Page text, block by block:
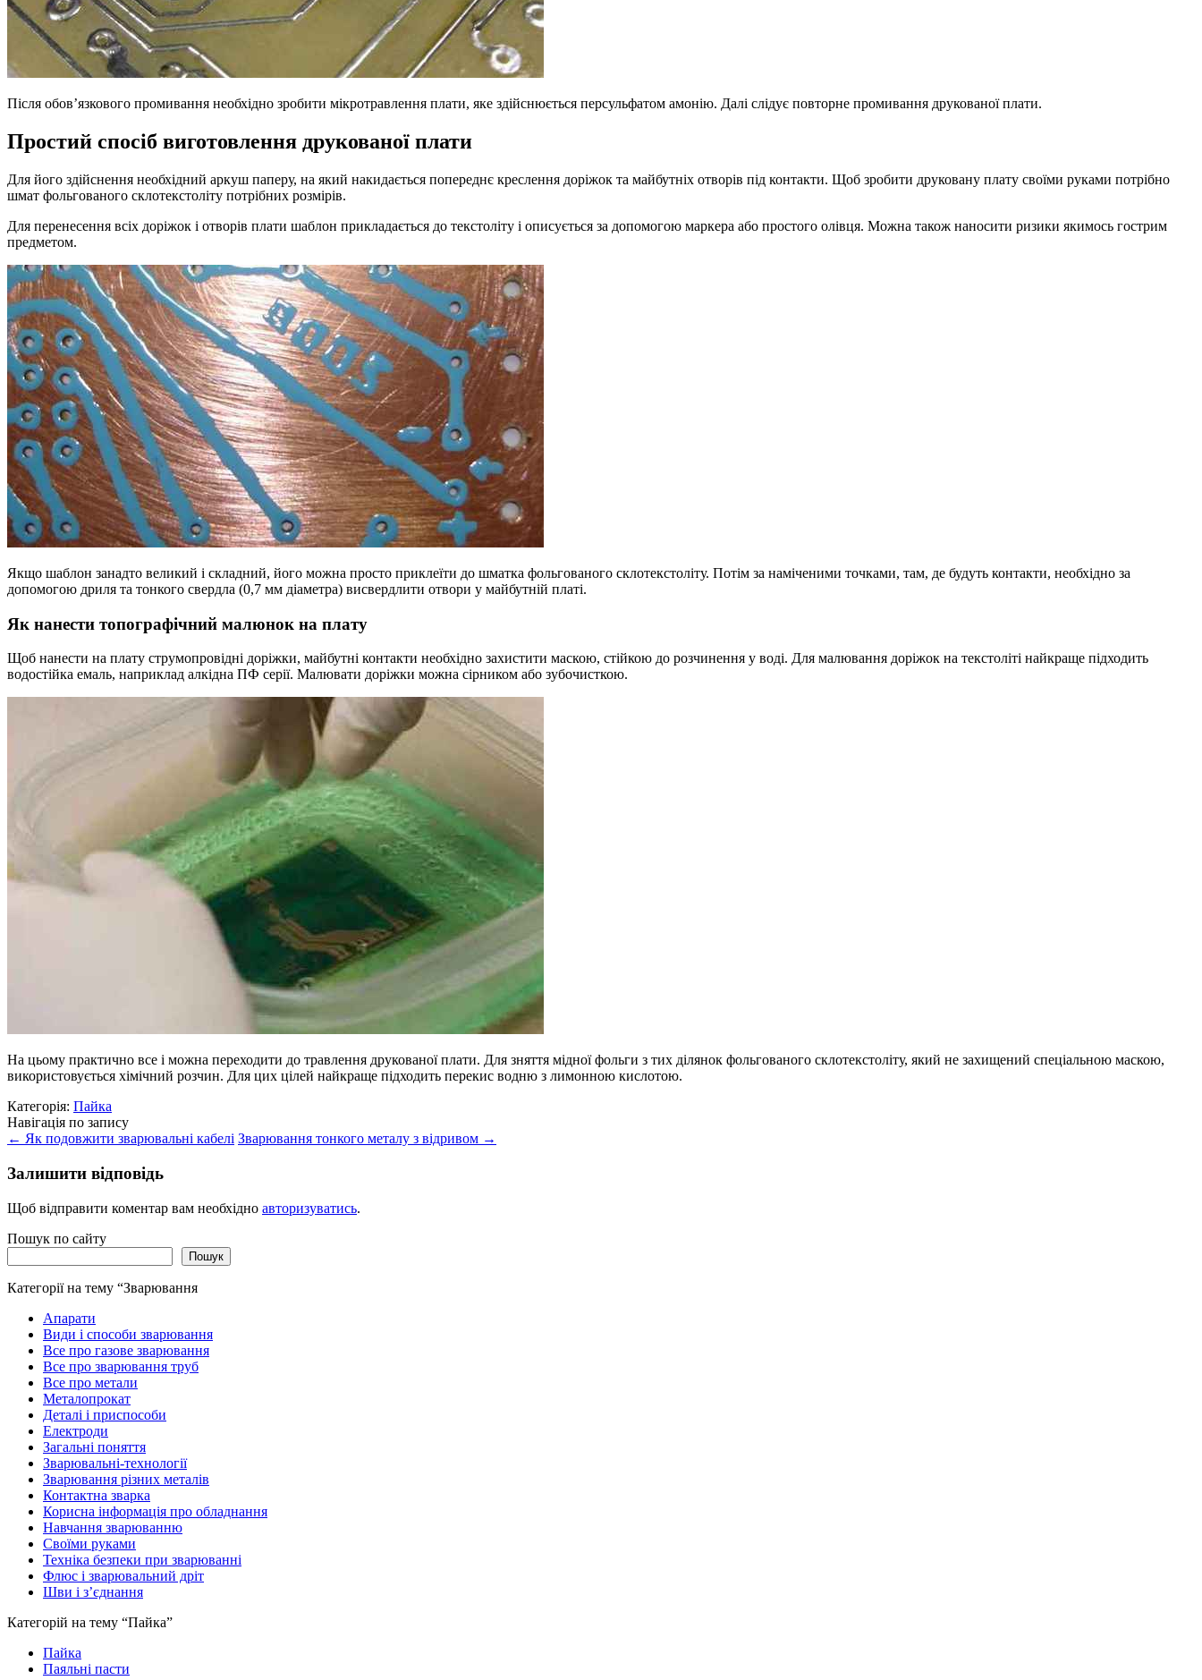
Після обов’язкового промивання необхідно зробити мікротравлення плати, яке здійснюється персульфатом амонію. Далі слідує повторне промивання друкованої плати.
Простий спосіб виготовлення друкованої плати
Для його здійснення необхідний аркуш паперу, на який накидається попереднє креслення доріжок та майбутніх отворів під контакти. Щоб зробити друковану плату своїми руками потрібно
шмат фольгованого склотекстоліту потрібних розмірів.
Для перенесення всіх доріжок і отворів плати шаблон прикладається до текстоліту і описується за допомогою маркера або простого олівця. Можна також наносити ризики якимось гострим
предметом.
Якщо шаблон занадто великий і складний, його можна просто приклеїти до шматка фольгованого склотекстоліту. Потім за наміченими точками, там, де будуть контакти, необхідно за
допомогою дриля та тонкого свердла (0,7 мм діаметра) висвердлити отвори у майбутній платі.
Як нанести топографічний малюнок на плату
Щоб нанести на плату струмопровідні доріжки, майбутні контакти необхідно захистити маскою, стійкою до розчинення у воді. Для малювання доріжок на текстоліті найкраще підходить
водостійка емаль, наприклад алкідна ПФ серії. Малювати доріжки можна сірником або зубочисткою.
На цьому практично все і можна переходити до травлення друкованої плати. Для зняття мідної фольги з тих ділянок фольгованого склотекстоліту, який не захищений спеціальною маскою,
використовується хімічний розчин. Для цих цілей найкраще підходить перекис водню з лимонною кислотою.
Категорія: Пайка
Навігація по запису
← Як подовжити зварювальні кабелі Зварювання тонкого металу з відривом →
Залишити відповідь
Щоб відправити коментар вам необхідно авторизуватись.
Пошук по сайту
Пошук
Категорії на тему “Зварювання
Апарати
Види і способи зварювання
Все про газове зварювання
Все про зварювання труб
Все про метали
Металопрокат
Деталі і приспособи
Електроди
Загальні поняття
Зварювальні-технології
Зварювання різних металів
Контактна зварка
Корисна інформація про обладнання
Навчання зварюванню
Своїми руками
Техніка безпеки при зварюванні
Флюс і зварювальний дріт
Шви і з’єднання
Категорій на тему “Пайка”
Пайка
Паяльні пасти